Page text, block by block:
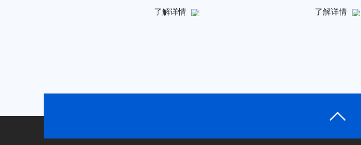
了解详情 了解详情